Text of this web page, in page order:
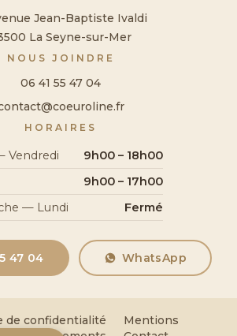
Jean-Baptiste Ivaldi
La Seyne-sur-Mer
NOUS JOINDRE
06 41 55 47 04
HORAIRES
Vendredi
9h00 – 18h00
9h00 – 17h00
— Lundi
Fermé
47 04 WhatsApp
de confidentialité
Mentions